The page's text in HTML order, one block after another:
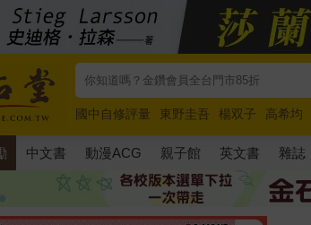
國中自修評量 東野圭吾 楊双子 高希均
唯紅花綻放
奧德賽 路邊攤新作 馬斯克
中文書 動漫ACG 親子館 英文書 雜誌